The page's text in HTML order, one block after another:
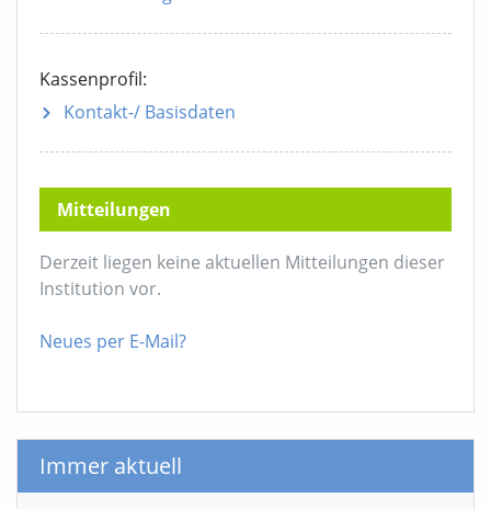
Kassenprofil:
Kontakt-/ Basisdaten
Mitteilungen
Derzeit liegen keine aktuellen Mitteilungen dieser
Institution vor.
Neues per E-Mail?
Immer aktuell